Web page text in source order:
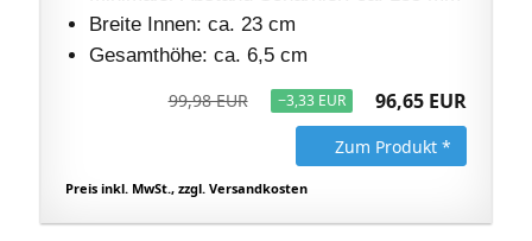
Breite Innen: ca. 23 cm
Gesamthöhe: ca. 6,5 cm
99,98 EUR −3,33 EUR 96,65 EUR
Zum Produkt *
Preis inkl. MwSt., zzgl. Versandkosten